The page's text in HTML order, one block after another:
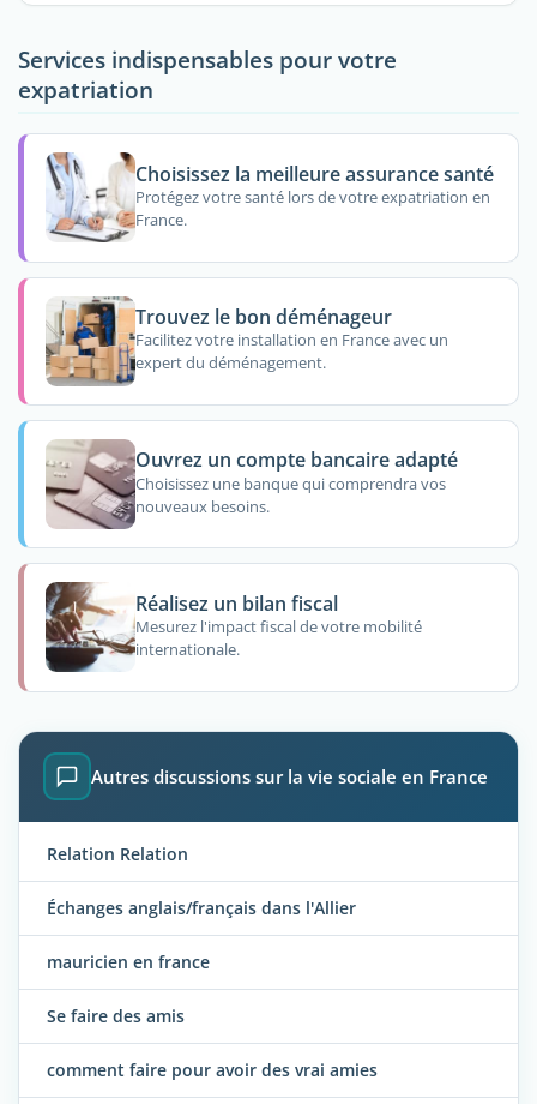
Services indispensables pour votre
expatriation
Choisissez la meilleure assurance santé
Protégez votre santé lors de votre expatriation en
France.
Trouvez le bon déménageur
Facilitez votre installation en France avec un
expert du déménagement.
Ouvrez un compte bancaire adapté
Choisissez une banque qui comprendra vos
nouveaux besoins.
Réalisez un bilan fiscal
Mesurez l'impact fiscal de votre mobilité
internationale.
Autres discussions sur la vie sociale en France
Relation Relation
Échanges anglais/français dans l'Allier
mauricien en france
Se faire des amis
comment faire pour avoir des vrai amies